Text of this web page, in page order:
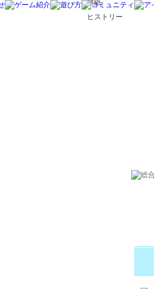
壁紙
ヒストリー